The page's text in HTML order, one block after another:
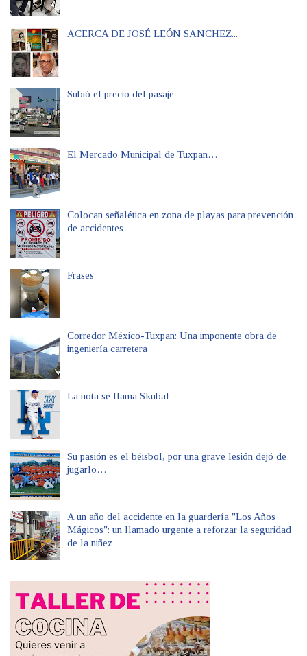
ACERCA DE JOSÉ LEÓN SANCHEZ...
Subió el precio del pasaje
El Mercado Municipal de Tuxpan…
Colocan señalética en zona de playas para prevención
de accidentes
Frases
Corredor México-Tuxpan: Una imponente obra de
ingeniería carretera
La nota se llama Skubal
Su pasión es el béisbol, por una grave lesión dejó de
jugarlo…
A un año del accidente en la guardería "Los Años
Mágicos": un llamado urgente a reforzar la seguridad
de la niñez